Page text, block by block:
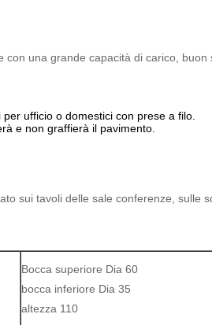
una grande capacità di carico,
ufficio o domestici con prese a filo.
e non graffierà il pavimento.
sui tavoli delle sale conferenze, sulle
Bocca superiore Dia 60
bocca inferiore Dia 35
altezza 110